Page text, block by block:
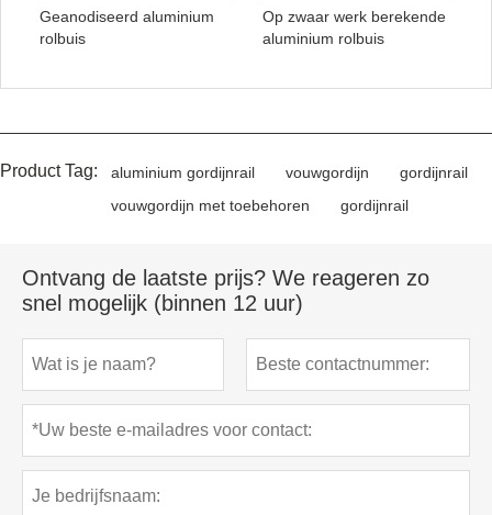
Geanodiseerd aluminium
rolbuis
Op zwaar werk berekende
aluminium rolbuis
Product Tag: aluminium gordijnrail vouwgordijn
gordijnrail
vouwgordijn met toebehoren
gordijnrail
Ontvang de laatste prijs? We reageren zo
snel mogelijk (binnen 12 uur)